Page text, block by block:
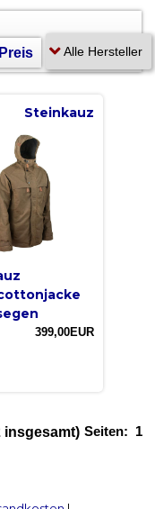
Preis
Steinkauz
399,00EUR
Seiten: 1
insgesamt)